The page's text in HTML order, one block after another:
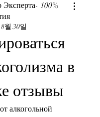
100%
월 30일
в
отзывы
алкогольной